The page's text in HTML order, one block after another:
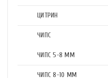
ЦИТРИН
ЧИПС
ЧИПС 5-8 ММ
ЧИПС 8-10 ММ